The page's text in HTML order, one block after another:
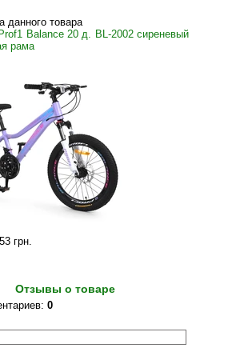
данного товара
Balance 20 д. BL-2002 сиреневый
рама
грн.
Отзывы о товаре
: 0